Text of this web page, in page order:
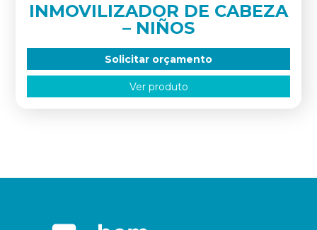
INMOVILIZADOR DE CABEZA
– NIÑOS
Solicitar orçamento
Ver produto